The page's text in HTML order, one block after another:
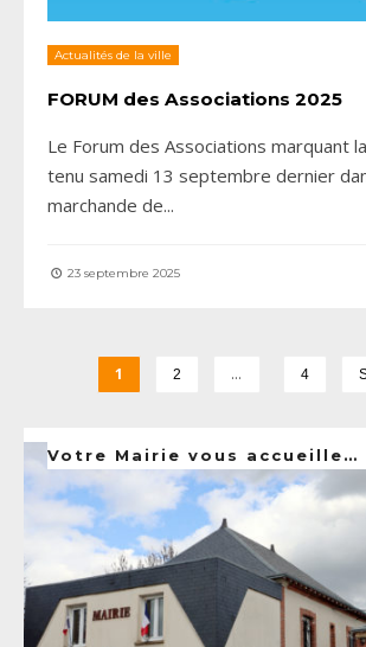
Actualités de la ville
FORUM des Associations 2025
Le Forum des Associations marquant
tenu samedi 13 septembre dernier
marchande de...
23 septembre 2025
1 2 … 4
Votre Mairie vous accueille…